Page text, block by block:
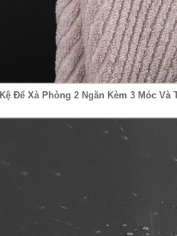
Kệ Để Xà Phòng 2 Ngăn Kèm 3 Móc Và